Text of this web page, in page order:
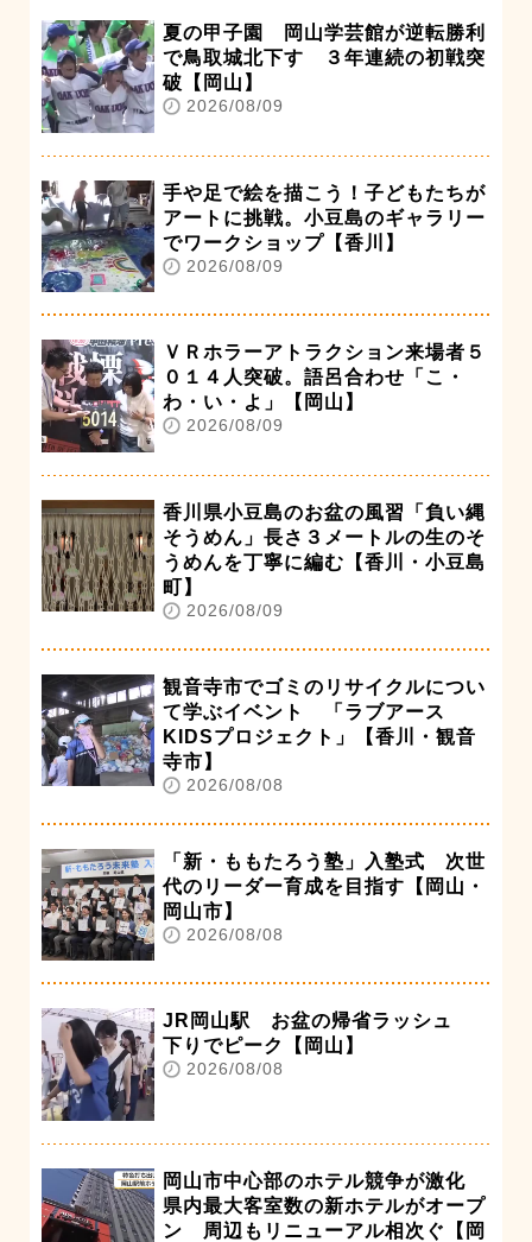
夏の甲子園 岡山学芸館が逆転勝利
で鳥取城北下す ３年連続の初戦突
破【岡山】
2026/08/09
手や足で絵を描こう！子どもたちが
アートに挑戦。小豆島のギャラリー
でワークショップ【香川】
2026/08/09
ＶＲホラーアトラクション来場者５
０１４人突破。語呂合わせ「こ・
わ・い・よ」【岡山】
2026/08/09
香川県小豆島のお盆の風習「負い縄
そうめん」長さ３メートルの生のそ
うめんを丁寧に編む【香川・小豆島
町】
2026/08/09
観音寺市でゴミのリサイクルについ
て学ぶイベント 「ラブアース
KIDSプロジェクト」【香川・観音
寺市】
2026/08/08
「新・ももたろう塾」入塾式 次世
代のリーダー育成を目指す【岡山・
岡山市】
2026/08/08
JR岡山駅 お盆の帰省ラッシュ
下りでピーク【岡山】
2026/08/08
岡山市中心部のホテル競争が激化
県内最大客室数の新ホテルがオープ
ン 周辺もリニューアル相次ぐ【岡